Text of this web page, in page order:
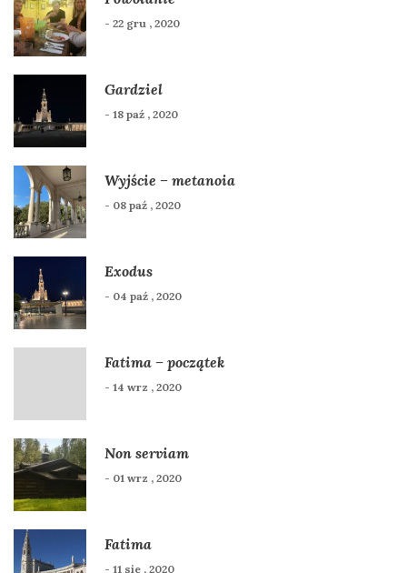
- 22 gru , 2020
Gardziel
- 18 paź , 2020
Wyjście – metanoia
- 08 paź , 2020
Exodus
- 04 paź , 2020
Fatima – początek
- 14 wrz , 2020
Non serviam
- 01 wrz , 2020
Fatima
- 11 sie , 2020